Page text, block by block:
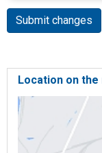
Submit changes
Location on the